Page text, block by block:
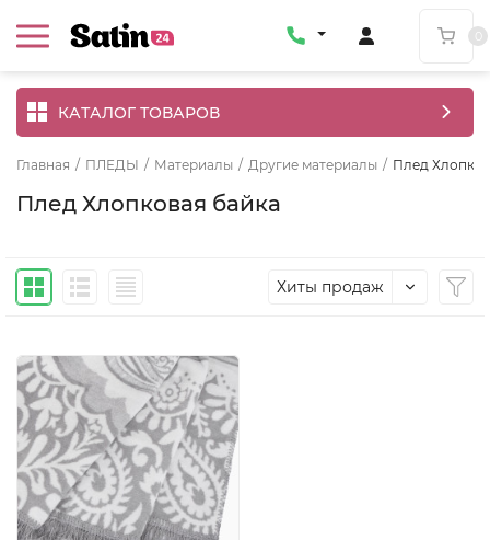
КАТАЛОГ ТОВАРОВ
Главная / ПЛЕДЫ / Материалы / Другие материалы / Плед
Плед Хлопковая байка
Хиты продаж